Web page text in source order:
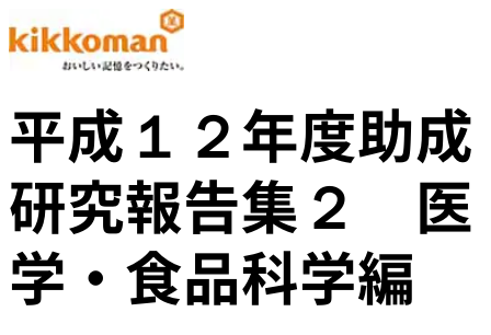
平成１２年度助成
研究報告集２ 医
学・食品科学編